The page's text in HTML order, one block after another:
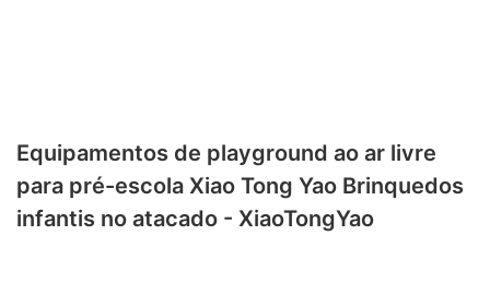
Equipamentos de playground ao ar livre
para pré-escola Xiao Tong Yao Brinquedos
infantis no atacado - XiaoTongYao